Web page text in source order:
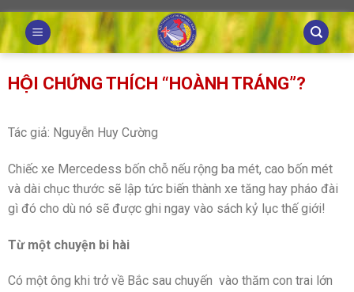
Skip
to
content
HỘI CHỨNG THÍCH “HOÀNH TRÁNG”?
Tác giả: Nguyễn Huy Cường
Chiếc xe Mercedess bốn chỗ nếu rộng ba mét, cao bốn mét
và dài chục thước sẽ lập tức biến thành xe tăng hay pháo đài
gì đó cho dù nó sẽ được ghi ngay vào sách kỷ lục thế giới!
Từ một chuyện bi hài
Có một ông khi trở về Bắc sau chuyến vào thăm con trai lớn